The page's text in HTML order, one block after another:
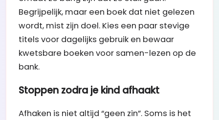
Begrijpelijk, maar een boek dat niet gelezen
wordt, mist zijn doel. Kies een paar stevige
titels voor dagelijks gebruik en bewaar
kwetsbare boeken voor samen-lezen op de
bank.
Stoppen zodra je kind afhaakt
Afhaken is niet altijd “geen zin”. Soms is het